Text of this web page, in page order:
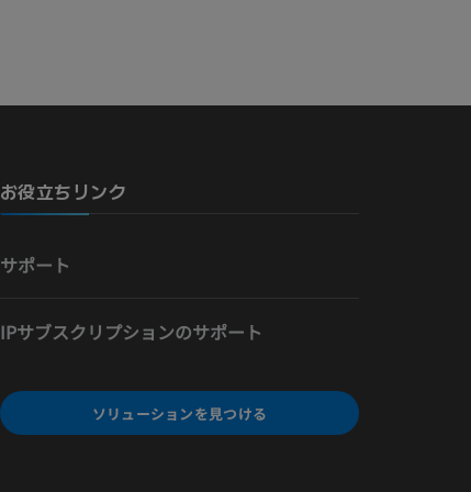
お役立ちリンク
サポート
IPサブスクリプションのサポート
ソリューションを見つける